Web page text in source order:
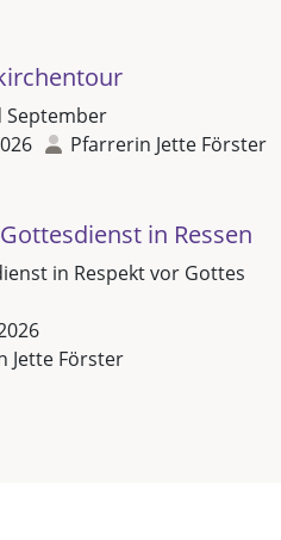
September
Pfarrerin Jette Förster
in Ressen
in Respekt vor Gottes
Jette Förster